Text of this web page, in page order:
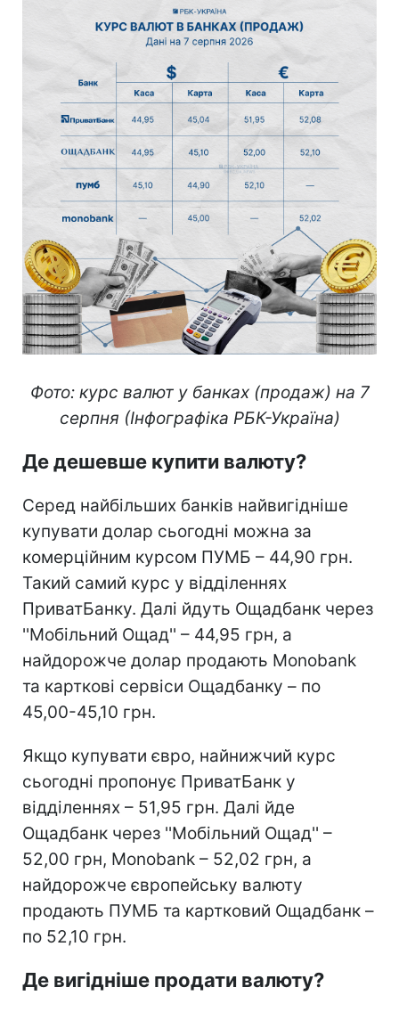
Фото: курс валют у банках (продаж) на 7
серпня (Інфографіка РБК-Україна)
Де дешевше купити валюту?
Серед найбільших банків найвигідніше
купувати долар сьогодні можна за
комерційним курсом ПУМБ – 44,90 грн.
Такий самий курс у відділеннях
ПриватБанку. Далі йдуть Ощадбанк через
''Мобільний Ощад'' – 44,95 грн, а
найдорожче долар продають Monobank
та карткові сервіси Ощадбанку – по
45,00-45,10 грн.
Якщо купувати євро, найнижчий курс
сьогодні пропонує ПриватБанк у
відділеннях – 51,95 грн. Далі йде
Ощадбанк через ''Мобільний Ощад'' –
52,00 грн, Monobank – 52,02 грн, а
найдорожче європейську валюту
продають ПУМБ та картковий Ощадбанк –
по 52,10 грн.
Де вигідніше продати валюту?